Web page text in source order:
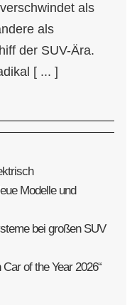
als
als
der SUV-Ära.
[ ... ]
Modelle und
bei großen SUV
of the Year 2026“